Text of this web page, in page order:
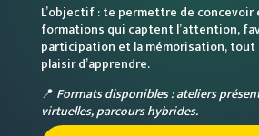
L’objectif : te permettre de concevoir
formations qui captent l’attention,
participation et la mémorisation,
plaisir d’apprendre.
📍 Formats disponibles : ateliers
virtuelles, parcours hybrides.